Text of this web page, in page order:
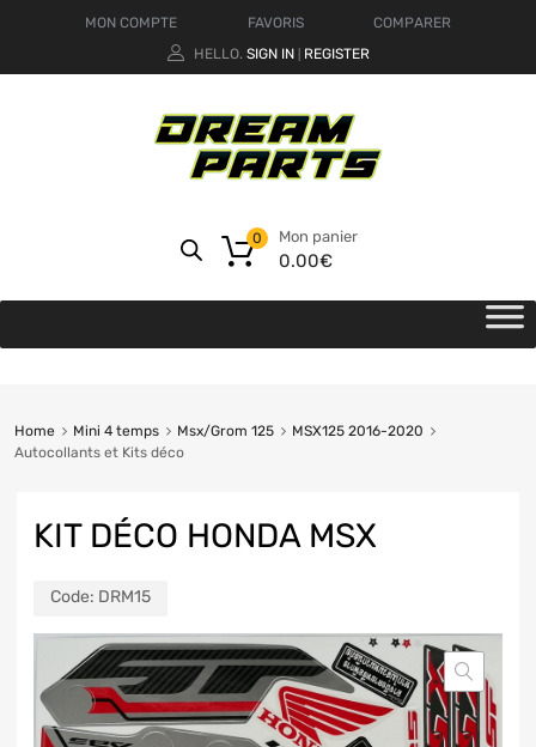
MON COMPTE FAVORIS
COMPARER
HELLO. SIGN IN REGISTER
Mon panier
0.00€
0
Home Mini 4 temps Msx/Grom 125
MSX125 2016-2020
Autocollants et Kits déco
KIT DÉCO HONDA MSX
Code: DRM15